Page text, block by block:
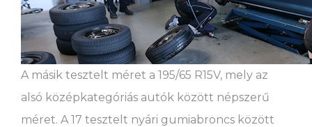
A másik tesztelt méret a 195/65 R15V, mely az
alsó középkategóriás autók között népszerű
méret. A 17 tesztelt nyári gumiabroncs között